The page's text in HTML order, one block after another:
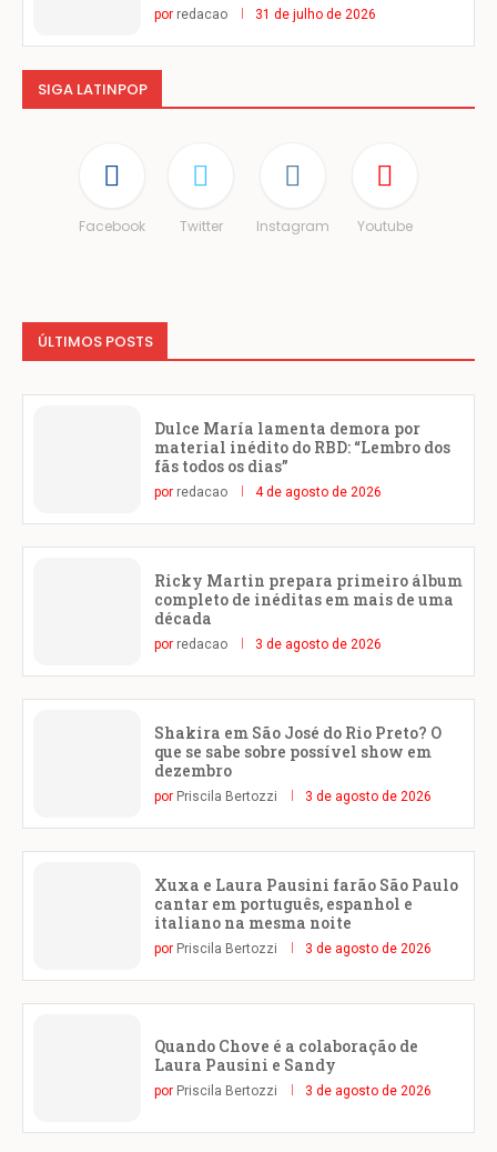
por redacao 31 de julho de 2026
SIGA LATINPOP
Facebook Twitter Instagram Youtube
ÚLTIMOS POSTS
Dulce María lamenta demora por
material inédito do RBD: “Lembro dos
fãs todos os dias”
por redacao 4 de agosto de 2026
Ricky Martin prepara primeiro álbum
completo de inéditas em mais de uma
década
por redacao 3 de agosto de 2026
Shakira em São José do Rio Preto? O
que se sabe sobre possível show em
dezembro
por Priscila Bertozzi 3 de agosto de 2026
Xuxa e Laura Pausini farão São Paulo
cantar em português, espanhol e
italiano na mesma noite
por Priscila Bertozzi 3 de agosto de 2026
Quando Chove é a colaboração de
Laura Pausini e Sandy
por Priscila Bertozzi 3 de agosto de 2026